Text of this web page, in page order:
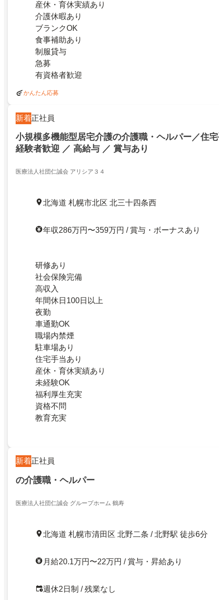
産休・育休実績あり
介護休暇あり
ブランクOK
食事補助あり
制服貸与
急募
有資格者歓迎
かんたん応募
新着正社員
小規模多機能型居宅介護の介護職・ヘルパー／住
経験者歓迎 ／ 高給与 ／ 賞与あり
医療法人社団仁誠会 アリシア３４
北海道 札幌市北区 北三十四条西
年収286万円〜359万円 / 賞与・ボーナスあり
研修あり
社会保険完備
高収入
年間休日100日以上
夜勤
車通勤OK
職場内禁煙
駐車場あり
住宅手当あり
産休・育休実績あり
未経験OK
福利厚生充実
資格不問
教育充実
新着正社員
の介護職・ヘルパー
医療法人社団仁誠会 グループホーム 鶴寿
北海道 札幌市清田区 北野二条 / 北野駅 徒歩6分
月給20.1万円〜22万円 / 賞与・昇給あり
週休2日制 / 残業なし